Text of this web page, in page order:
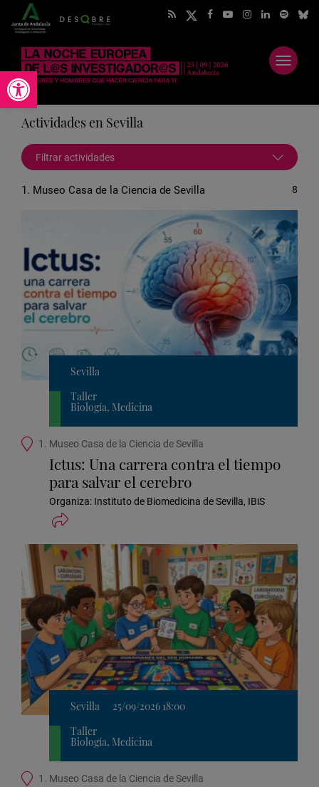
Abrir barra de herramientas
Abrir
menú
Actividades en Sevilla
Filtrar actividades
1. Museo Casa de la Ciencia de Sevilla 8
Sevilla
Taller
Biología, Medicina
Ubicación
actividad
1. Museo Casa de la Ciencia de Sevilla
Ictus: Una carrera contra el tiempo
para salvar el cerebro
Organiza: Instituto de Biomedicina de Sevilla, IBiS
Sevilla
25/09/2026 18:00
Taller
Biología, Medicina
Ubicación
1. Museo Casa de la Ciencia de Sevilla